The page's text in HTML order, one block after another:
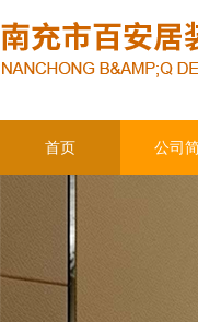
首页 公司